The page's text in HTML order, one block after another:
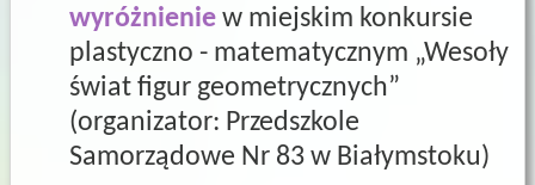
wyróżnienie w miejskim konkursie
plastyczno - matematycznym „Wesoły
świat figur geometrycznych”
(organizator: Przedszkole
Samorządowe Nr 83 w Białymstoku)